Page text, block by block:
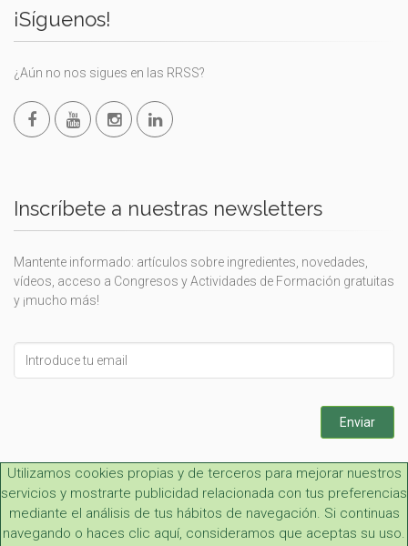
¡Síguenos!
¿Aún no nos sigues en las RRSS?
Inscríbete a nuestras newsletters
Mantente informado: artículos sobre ingredientes, novedades,
vídeos, acceso a Congresos y Actividades de Formación gratuitas
y ¡mucho más!
this
field
Enviar
Utilizamos cookies propias y de terceros para mejorar nuestros
servicios y mostrarte publicidad relacionada con tus preferencias
mediante el análisis de tus hábitos de navegación. Si continuas
navegando o haces clic aquí, consideramos que aceptas su uso.